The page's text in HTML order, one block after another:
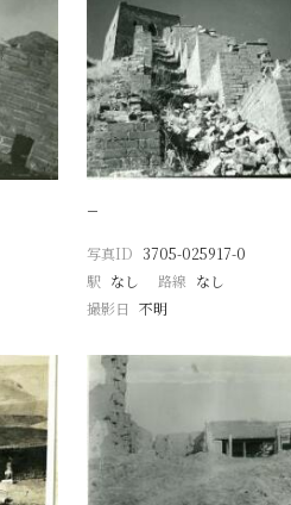
−
写真ID 3705-025917-0
駅 なし 路線 なし
撮影日 不明